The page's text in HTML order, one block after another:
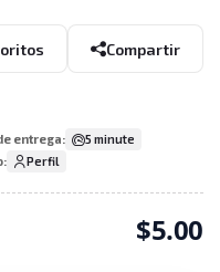
Compartir
entrega:
5 minute
Perfil
$5.00